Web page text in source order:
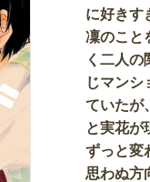
に好きす
凜のこと
く二人の
じマンシ
ていたが
と実花が
ずっと変
思わぬ方